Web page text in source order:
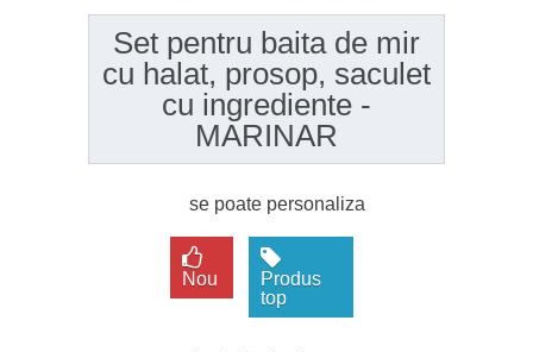
Set pentru baita de mir
cu halat, prosop, saculet
cu ingrediente -
MARINAR
se poate personaliza
Nou
Produs
top